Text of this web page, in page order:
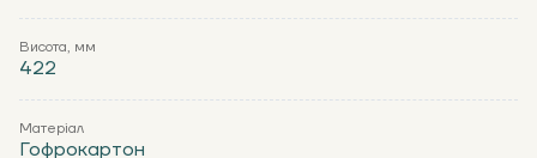
Висота, мм
422
Матеріал
Гофрокартон